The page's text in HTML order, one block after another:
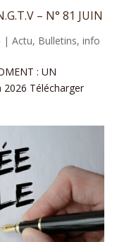
– N° 81 JUIN
| Actu, Bulletins, info
: UN
2026 Télécharger